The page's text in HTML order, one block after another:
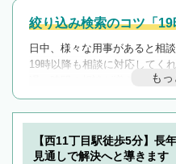
絞り込み検索のコツ「
日中、様々な用事があると相
19時以降も相談に対応してく
遅い時間の相談が増えそうな
んで検索してみましょう。
19時以降
を加
も
【西11丁目駅徒歩5分】長
見通しで解決へと導きます